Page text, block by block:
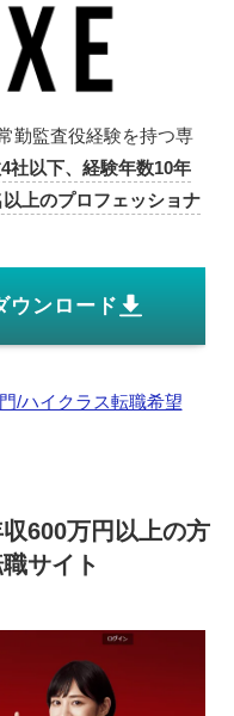
勤監査役経験を持つ専
社以下、経験年数10年
上のプロフェッショナ
ウンロード
/ハイクラス転職希望
600万円以上の方
サイト